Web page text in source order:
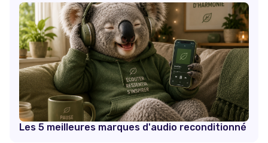
Les 5 meilleures marques d'audio reconditionné